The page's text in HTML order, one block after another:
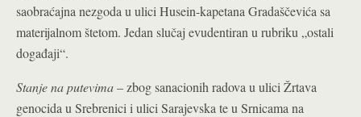
saobraćajna nezgoda u ulici Husein-kapetana Gradaščevića sa
materijalnom štetom. Jedan slučaj evudentiran u rubriku „ostali
događaji“.
Stanje na putevima– zbog sanacionih radova u ulici Žrtava
genocida u Srebrenici i ulici Sarajevska te u Srnicama na